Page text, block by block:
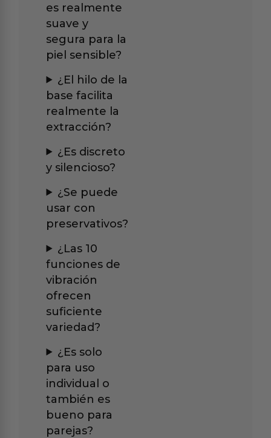
es realmente
suave y
segura para la
piel sensible?
¿El hilo de la
base facilita
realmente la
extracción?
¿Es discreto
y silencioso?
¿Se puede
usar con
preservativos?
¿Las 10
funciones de
vibración
ofrecen
suficiente
variedad?
¿Es solo
para uso
individual o
también es
bueno para
parejas?